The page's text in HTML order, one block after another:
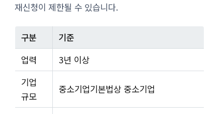
재신청이 제한될 수 있습니다.
구분
기준
업력
3년 이상
기업
규모
중소기업기본법상 중소기업